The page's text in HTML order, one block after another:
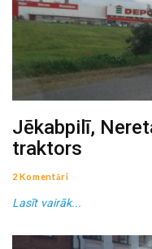
Jēkabpilī,
traktors
2 Komentāri
Lasīt vairāk...